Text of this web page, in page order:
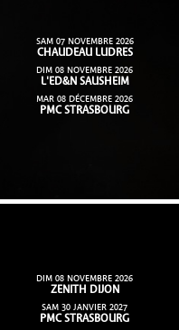
SAM 07 NOVEMBRE 2026
CHAUDEAU LUDRES
DIM 08 NOVEMBRE 2026
L'ED&N SAUSHEIM
MAR 08 DÉCEMBRE 2026
PMC STRASBOURG
DIM 08 NOVEMBRE 2026
ZENITH DIJON
SAM 30 JANVIER 2027
PMC STRASBOURG